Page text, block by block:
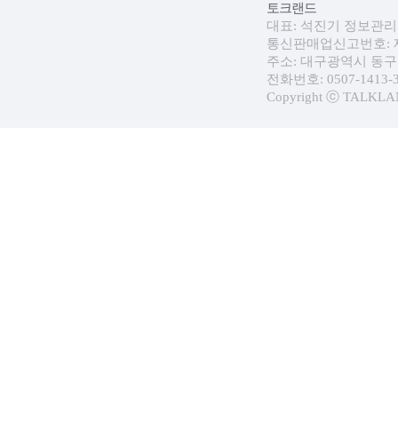
토크랜드
대표: 석진기 정보관
통신판매업신고번호:
주소: 대구광역시 동
전화번호: 0507-1413-
Copyright ⓒ